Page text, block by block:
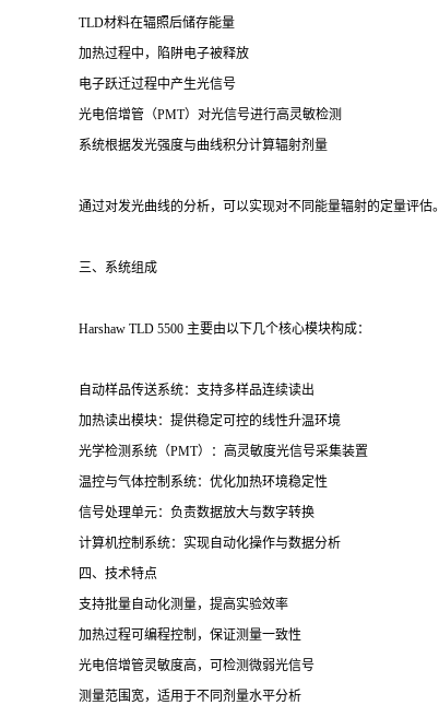
TLD材料在辐照后储存能量
加热过程中，陷阱电子被释放
电子跃迁过程中产生光信号
光电倍增管（PMT）对光信号进行高灵敏检测
系统根据发光强度与曲线积分计算辐射剂量
通过对发光曲线的分析，可以实现对不同能量辐射的定量评估。
三、系统组成
Harshaw TLD 5500 主要由以下几个核心模块构成：
自动样品传送系统：支持多样品连续读出
加热读出模块：提供稳定可控的线性升温环境
光学检测系统（PMT）：高灵敏度光信号采集装置
温控与气体控制系统：优化加热环境稳定性
信号处理单元：负责数据放大与数字转换
计算机控制系统：实现自动化操作与数据分析
四、技术特点
支持批量自动化测量，提高实验效率
加热过程可编程控制，保证测量一致性
光电倍增管灵敏度高，可检测微弱光信号
测量范围宽，适用于不同剂量水平分析